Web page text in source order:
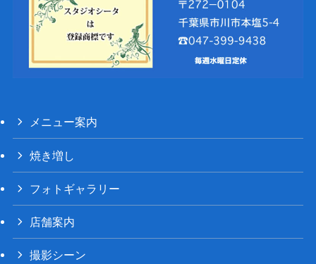
メニュー案内
焼き増し
フォトギャラリー
店舗案内
撮影シーン